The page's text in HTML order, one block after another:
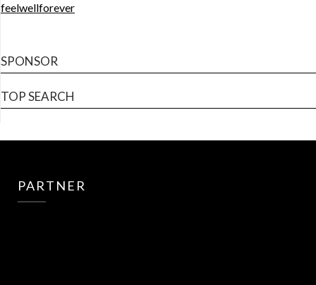
feelwellforever
SPONSOR
TOP SEARCH
PARTNER